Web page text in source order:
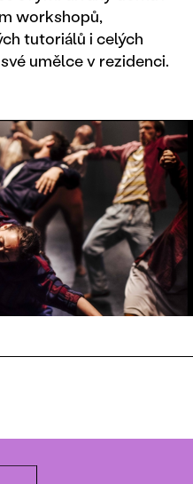
workshopů,
tutoriálů i celých
umělce v rezidenci.